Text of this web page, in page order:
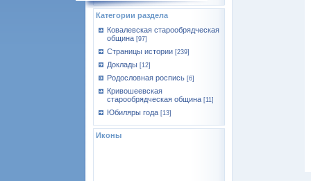
Категории раздела
Ковалевская старообрядческая
община [97]
Страницы истории [239]
Доклады [12]
Родословная роспись [6]
Кривошеевская
старообрядческая община [11]
Юбиляры года [13]
Иконы